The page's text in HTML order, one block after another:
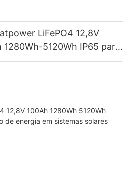
LiFePO4 12,8V
1280Wh-5120Wh IP65 para